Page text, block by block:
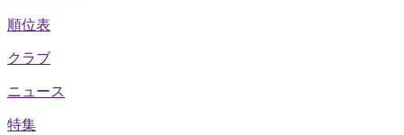
順位表
クラブ
ニュース
特集